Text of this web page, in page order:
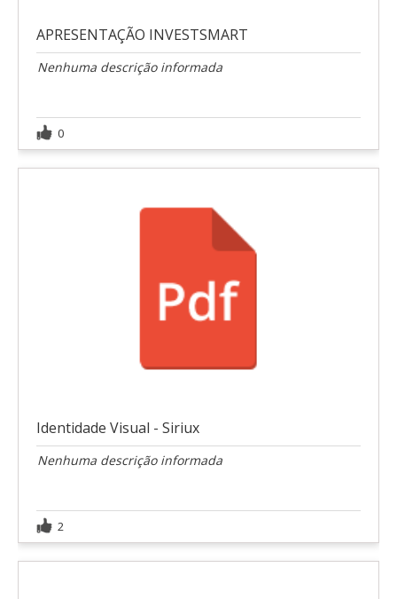
APRESENTAÇÃO INVESTSMART
Nenhuma descrição informada
0
Identidade Visual - Siriux
Nenhuma descrição informada
2